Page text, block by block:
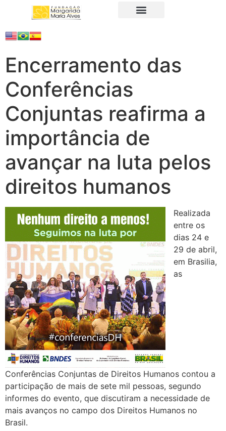
Encerramento das
Conferências
Conjuntas reafirma a
importância de
avançar na luta pelos
direitos humanos
Realizada
entre os
dias 24 e
29 de abril,
em Brasilia,
as
Conferências Conjuntas de Direitos Humanos contou a
participação de mais de sete mil pessoas, segundo
informes do evento, que discutiram a necessidade de
mais avanços no campo dos Direitos Humanos no
Brasil.